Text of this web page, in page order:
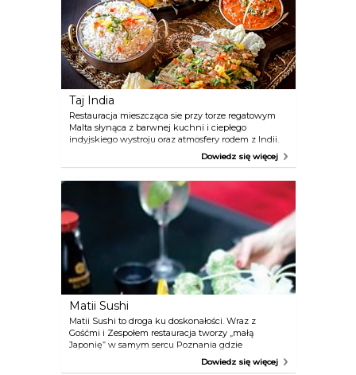
Taj India
Restauracja mieszcząca sie przy torze regatowym
Malta słynąca z barwnej kuchni i ciepłego
indyjskiego wystroju oraz atmosfery rodem z Indii.
Przy dzwiękach orientalnej muzyki możecie
Dowiedz się więcej
Matii Sushi
Matii Sushi to droga ku doskonałości. Wraz z
Gośćmi i Zespołem restauracja tworzy „małą
Japonię” w samym sercu Poznania gdzie
przygotowywane są wyjątkowe specjały sushi w
ideologii poszanowania tradycji kuchni japońskiej.
Dowiedz się więcej